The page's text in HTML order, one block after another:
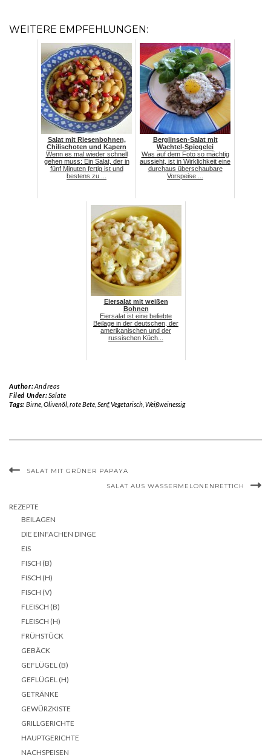
WEITERE EMPFEHLUNGEN:
Salat mit Riesenbohnen,
Chilischoten und Kapern
Wenn es mal wieder schnell
gehen muss: Ein Salat, der in
fünf Minuten fertig ist und
bestens zu ...
Berglinsen-Salat mit
Wachtel-Spiegelei
Was auf dem Foto so mächtig
aussieht, ist in Wirklichkeit eine
durchaus überschaubare
Vorspeise ...
Eiersalat mit weißen
Bohnen
Eiersalat ist eine beliebte
Beilage in der deutschen, der
amerikanischen und der
russischen Küch...
Author:Andreas
Filed Under:Salate
Tags: Birne, Olivenöl, rote Bete, Senf,Vegetarisch, Weißweinessig
SALAT MIT GRÜNER PAPAYA
SALAT AUS WASSERMELONENRETTICH
REZEPTE
BEILAGEN
DIE EINFACHEN DINGE
EIS
FISCH (B)
FISCH (H)
FISCH (V)
FLEISCH (B)
FLEISCH (H)
FRÜHSTÜCK
GEBÄCK
GEFLÜGEL (B)
GEFLÜGEL (H)
GETRÄNKE
GEWÜRZKISTE
GRILLGERICHTE
HAUPTGERICHTE
NACHSPEISEN